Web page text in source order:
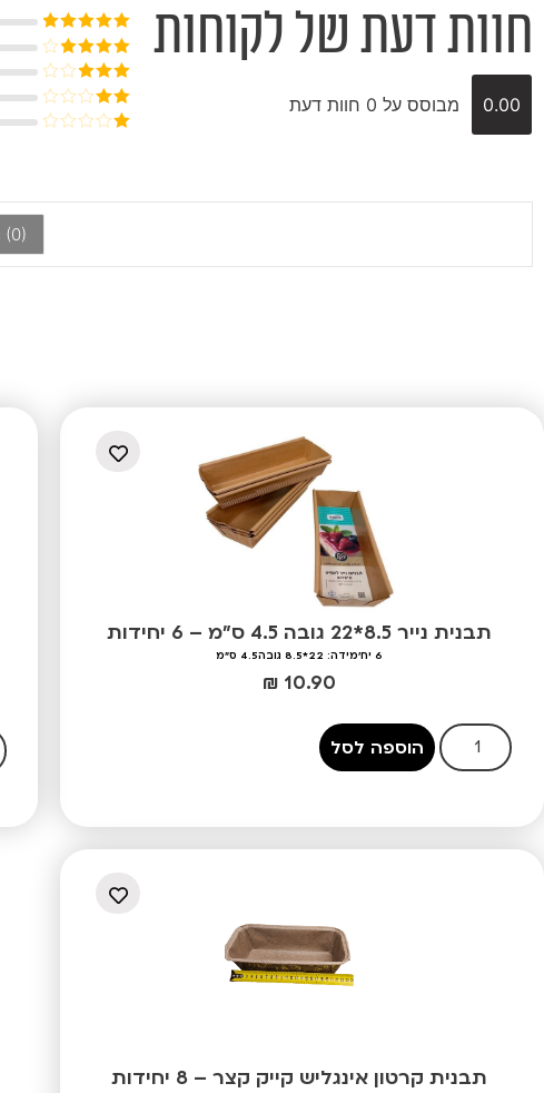
חוות דעת של לקוחות
0.00 מבוסס על 0 חוות דעת
דורג5מתוך
5
דורג4
מתוך 5
דורג3
מתוך 5
דורג
(0)
תבנית נייר 8.5*22 גובה 4.5 ס"מ – 6 יחידות
6 יח' מידה: 22*8.5 גובה4.5 ס"מ
₪ 10.90
הוספה לסל
תבנית קרטון אינגליש קייק קצר – 8 יחידות